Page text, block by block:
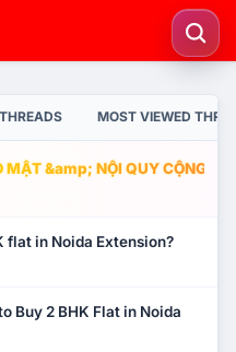
MOST VIEWED
MẬT &amp; NỘI QUY CỘNG
flat in Noida Extension?
Buy 2 BHK Flat in Noida